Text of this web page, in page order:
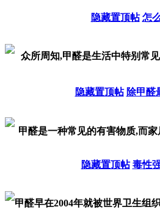
隐藏置顶帖 怎
众所周知,甲醛是生活中特别常
隐藏置顶帖 除甲醛
甲醛是一种常见的有害物质,而
隐藏置顶帖 毒性
甲醛早在2004年就被世界卫生组